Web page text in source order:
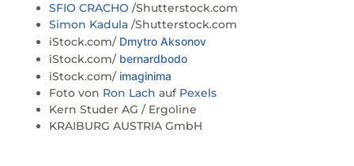
SFIO CRACHO /Shutterstock.com
Simon Kadula /Shutterstock.com
iStock.com/ Dmytro Aksonov
iStock.com/ bernardbodo
iStock.com/ imaginima
Foto von Ron Lach auf Pexels
Kern Studer AG / Ergoline
KRAIBURG AUSTRIA GmbH